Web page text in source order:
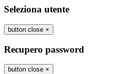
Seleziona utente
button close ×
Recupero password
button close ×